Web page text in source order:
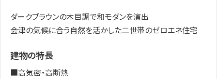
ダークブラウンの木目調で和モダンを演出
会津の気候に合う自然を活かした二世帯のゼロエネ住宅
建物の特長
■高気密・高断熱